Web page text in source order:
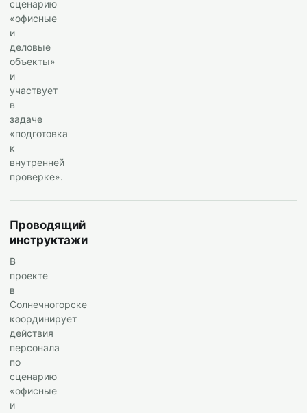
сценарию
«офисные
и
деловые
объекты»
и
участвует
в
задаче
«подготовка
к
внутренней
проверке».
Проводящий
инструктажи
В
проекте
в
Солнечногорске
координирует
действия
персонала
по
сценарию
«офисные
и